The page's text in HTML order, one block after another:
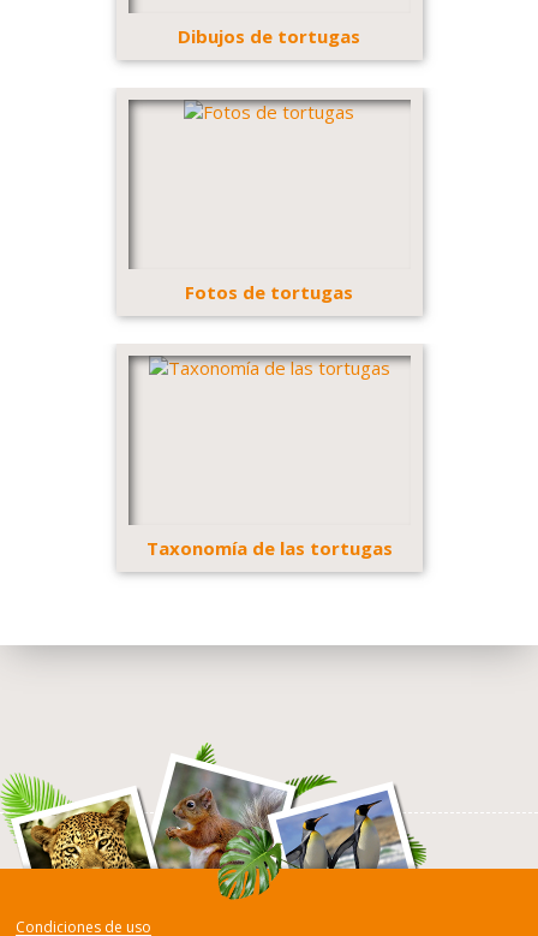
Dibujos de tortugas
Fotos de tortugas
Taxonomía de las tortugas
Condiciones de uso